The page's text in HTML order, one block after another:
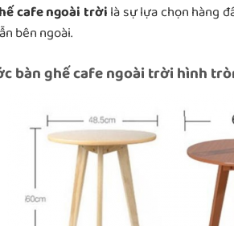
cafe ngoài trờilà sự lựa chọn hàng
bên ngoài.
bàn ghế cafe ngoài trời hình